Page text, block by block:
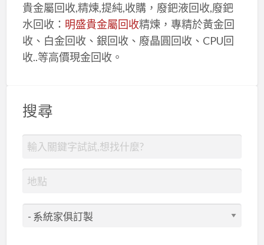
貴金屬回收,精煉,提純,收購，廢鈀液回收,廢鈀
水回收： 明盛貴金屬回收精煉，專精於黃金回
收、白金回收、銀回收、廢晶圓回收、CPU回
收..等高價現金回收。
搜尋